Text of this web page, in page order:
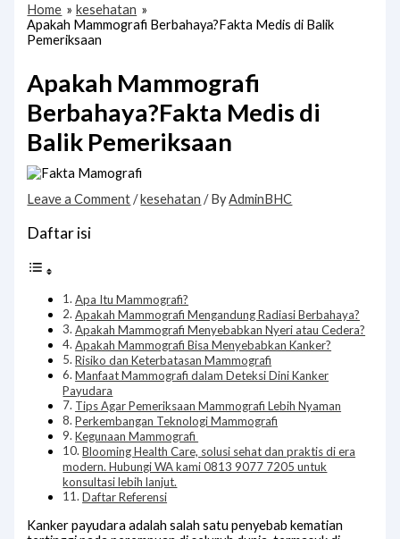
Home
kesehatan
Apakah Mammografi Berbahaya?Fakta Medis di Balik
Pemeriksaan
Apakah Mammografi
Berbahaya?Fakta Medis di
Balik Pemeriksaan
Leave a Comment /kesehatan / ByAdminBHC
Daftar isi
Apa Itu Mammografi?
Apakah Mammografi Mengandung Radiasi Berbahaya?
Apakah Mammografi Menyebabkan Nyeri atau Cedera?
Apakah Mammografi Bisa Menyebabkan Kanker?
Risiko dan Keterbatasan Mammografi
Manfaat Mammografi dalam Deteksi Dini Kanker
Payudara
Tips Agar Pemeriksaan Mammografi Lebih Nyaman
Perkembangan Teknologi Mammografi
Kegunaan Mammografi
Blooming Health Care, solusi sehat dan praktis di era
modern. Hubungi WA kami 0813 9077 7205 untuk
konsultasi lebih lanjut.
Daftar Referensi
Kanker payudara adalah salah satu penyebab kematian